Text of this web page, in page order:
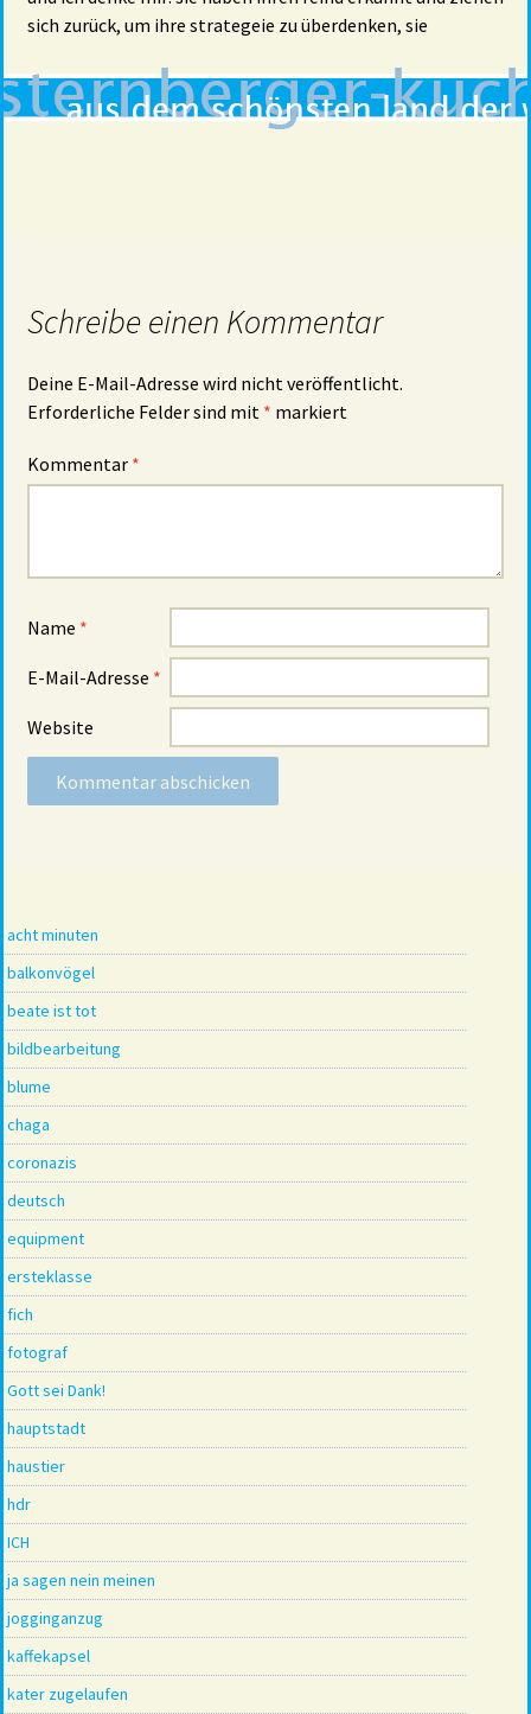
sich zurück, um ihre strategeie zu überdenken, sie
Schreibe einen Kommentar
Deine E-Mail-Adresse wird nicht veröffentlicht.
Erforderliche Felder sind mit * markiert
Kommentar *
Name *
E-Mail-Adresse *
Website
acht minuten
balkonvögel
beate ist tot
bildbearbeitung
blume
chaga
coronazis
deutsch
equipment
ersteklasse
fich
fotograf
Gott sei Dank!
hauptstadt
haustier
hdr
ICH
ja sagen nein meinen
jogginganzug
kaffekapsel
kater zugelaufen